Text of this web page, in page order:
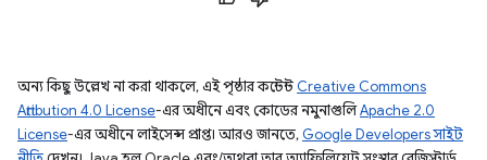
অন্য কিছু উল্লেখ না করা থাকলে, এই পৃষ্ঠার কন্টেন্ট Creative Commons
Attribution 4.0 License-এর অধীনে এবং কোডের নমুনাগুলিApache 2.0
License-এর অধীনে লাইসেন্স প্রাপ্ত। আরও জানতে, Google Developers সাইট